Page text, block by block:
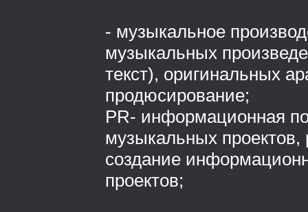
- музыкальное
музыкальных
текст), оригинальных
продюсирование;
PR- информационная
музыкальных
создание
проектов;